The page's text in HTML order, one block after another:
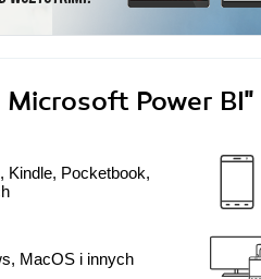
Power BI"
Kindle, Pocketbook,
MacOS i innych